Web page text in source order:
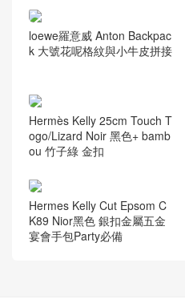
s Kelly 28cm 37 Gold 金棕色
霧面倒V灣鱷金扣
es Birkin 25 Epsom 0G Rou
ge Sellier玫瑰金扣
k 大號花呢格紋與小牛皮拼接